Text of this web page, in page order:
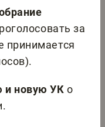
за
принимается
и новую УК о